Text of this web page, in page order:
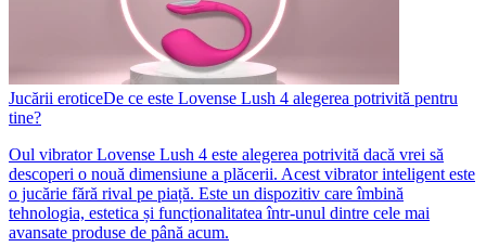
Jucării eroticeDe ce este Lovense Lush 4 alegerea potrivită pentru
tine?
Oul vibrator Lovense Lush 4 este alegerea potrivită dacă vrei să
descoperi o nouă dimensiune a plăcerii. Acest vibrator inteligent este
o jucărie fără rival pe piață. Este un dispozitiv care îmbină
tehnologia, estetica și funcționalitatea într-unul dintre cele mai
avansate produse de până acum.